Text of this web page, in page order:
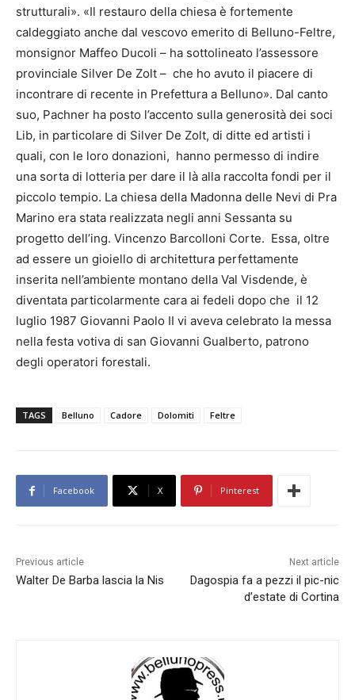
strutturali». «Il restauro della chiesa è fortemente
caldeggiato anche dal vescovo emerito di Belluno-Feltre,
monsignor Maffeo Ducoli – ha sottolineato l’assessore
provinciale Silver De Zolt – che ho avuto il piacere di
incontrare di recente in Prefettura a Belluno». Dal canto
suo, Pachner ha posto l’accento sulla generosità dei soci
Lib, in particolare di Silver De Zolt, di ditte ed artisti i
quali, con le loro donazioni, hanno permesso di indire
una sorta di lotteria per dare il là alla raccolta fondi per il
piccolo tempio. La chiesa della Madonna delle Nevi di Pra
Marino era stata realizzata negli anni Sessanta su
progetto dell’ing. Vincenzo Barcolloni Corte. Essa, oltre
ad essere un gioiello di architettura perfettamente
inserita nell’ambiente montano della Val Visdende, è
diventata particolarmente cara ai fedeli dopo che il 12
luglio 1987 Giovanni Paolo II vi aveva celebrato la messa
nella festa votiva di san Giovanni Gualberto, patrono
degli operatori forestali.
TAGS Belluno Cadore Dolomiti Feltre
Facebook X Pinterest
Previous article
Walter De Barba lascia la Nis
Next article
Dagospia fa a pezzi il pic-nic
d’estate di Cortina